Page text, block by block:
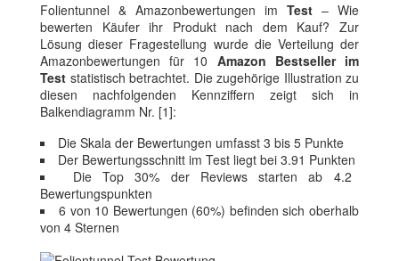
Folientunnel & Amazonbewertungen im Test – Wie
bewerten Käufer ihr Produkt nach dem Kauf? Zur
Lösung dieser Fragestellung wurde die Verteilung der
Amazonbewertungen für 10 Amazon Bestseller im
Test statistisch betrachtet. Die zugehörige Illustration zu
diesen nachfolgenden Kennziffern zeigt sich in
Balkendiagramm Nr. [1]:
Die Skala der Bewertungen umfasst 3 bis 5 Punkte
Der Bewertungsschnitt im Test liegt bei 3.91 Punkten
Die Top 30% der Reviews starten ab 4.2
Bewertungspunkten
6 von 10 Bewertungen (60%) befinden sich oberhalb
von 4 Sternen